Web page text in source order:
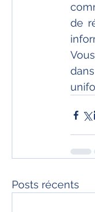
de
Posts récents